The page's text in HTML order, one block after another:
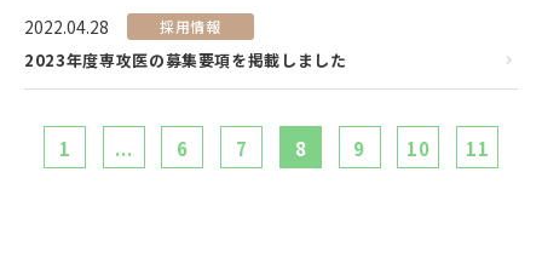
2022.04.28 採用情報
2023年度専攻医の募集要項を掲載しました
1 ... 6 7 8 9 10 11